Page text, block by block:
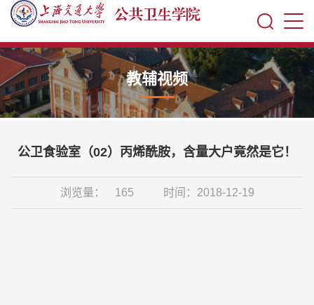
教辅视频
公卫食验室（02）丙烯酰胺，含量大户竟然是它！
浏览量： 165 时间：2018-12-19